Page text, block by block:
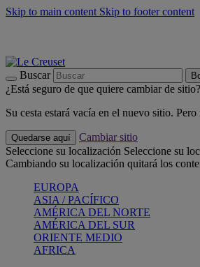
Skip to main content Skip to footer content
Buscar
¿Está seguro de que quiere cambiar de sitio?
Su cesta estará vacía en el nuevo sitio.
Quedarse aquí
Cambiar sitio
Seleccione su localización Seleccione su
Cambiando su localización quitará los
EUROPA
ASIA / PACÍFICO
AMÉRICA DEL NORTE
AMÉRICA DEL SUR
ORIENTE MEDIO
AFRICA